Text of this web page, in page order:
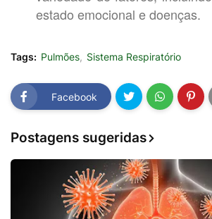
estado emocional e doenças.
Tags: Pulmões Sistema Respiratório
Facebook
Postagens sugeridas